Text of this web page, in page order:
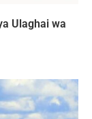
Ulaghai wa